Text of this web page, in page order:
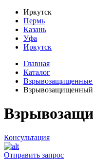
Иркутск
Пермь
Казань
Уфа
Иркутск
Главная
Каталог
Взрывозащищенные
Консультация
Отправить запрос